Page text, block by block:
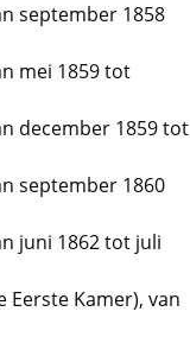
september 1858
mei 1859 tot
december 1859 tot
september 1860
juni 1862 tot juli
Eerste Kamer), van